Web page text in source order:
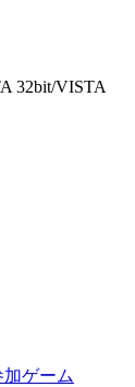
32bit/VISTA
ゲーム